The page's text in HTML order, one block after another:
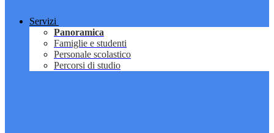
Servizi
Panoramica
Famiglie e studenti
Personale scolastico
Percorsi di studio